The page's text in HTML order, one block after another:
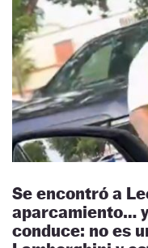
Se encontró a
aparcamiento…
conduce: no es